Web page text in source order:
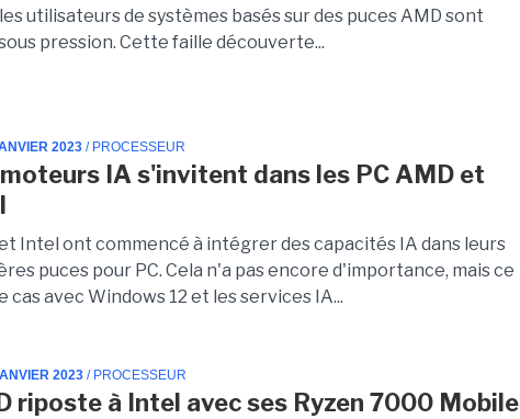
utilisateurs de systèmes basés sur des puces AMD sont
pression. Cette faille découverte...
2023 / PROCESSEUR
moteurs IA s'invitent dans les PC AMD et
Intel ont commencé à intégrer des capacités IA dans leurs
puces pour PC. Cela n'a pas encore d'importance, mais ce
cas avec Windows 12 et les services IA...
2023 / PROCESSEUR
riposte à Intel avec ses Ryzen 7000 Mobile